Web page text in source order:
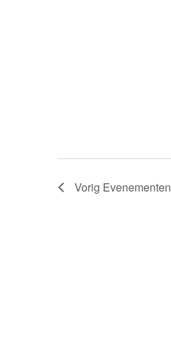
Vorig Evenementen